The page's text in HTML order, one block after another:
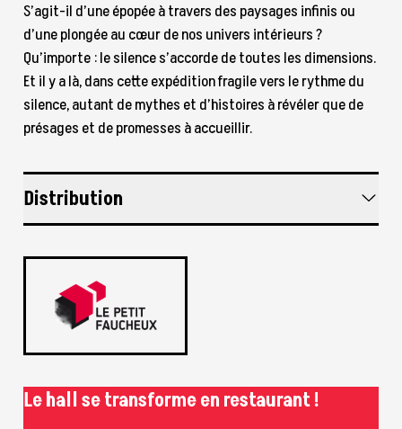
S’agit-il d’une épopée à travers des paysages infinis ou
d’une plongée au cœur de nos univers intérieurs ?
Qu’importe : le silence s’accorde de toutes les dimensions.
Et il y a là, dans cette expédition fragile vers le rythme du
silence, autant de mythes et d’histoires à révéler que de
présages et de promesses à accueillir.
Distribution
Le hall se transforme en restaurant !